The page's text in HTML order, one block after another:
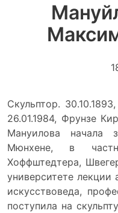
Скульптор.
26.01.1984, Фрунзе
Мануилова начала
Мюнхене, в
Хоффштедтера,
университете
искусствоведа,
поступила на